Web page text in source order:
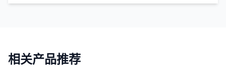
相关产品推荐